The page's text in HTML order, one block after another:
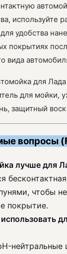
используйте
удобства
покрытиях
вида
для
для мойки,
защитный воск
вопросы
лучше для
чтобы
покрытие.
нейтральные